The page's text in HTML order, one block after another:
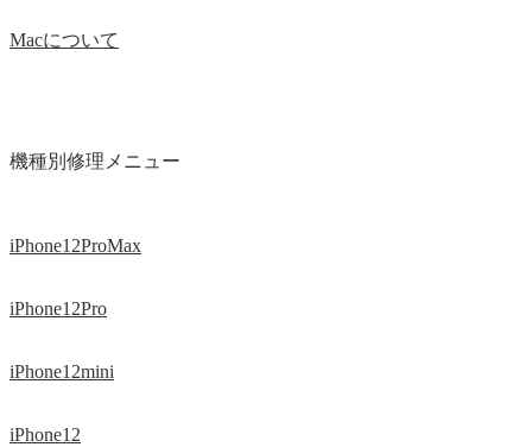
Macについて
機種別修理メニュー
iPhone12ProMax
iPhone12Pro
iPhone12mini
iPhone12